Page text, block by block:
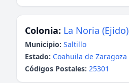
Colonia: La Noria (Ejido)
Municipio: Saltillo
Estado: Coahuila de Zaragoza
Códigos Postales: 25301